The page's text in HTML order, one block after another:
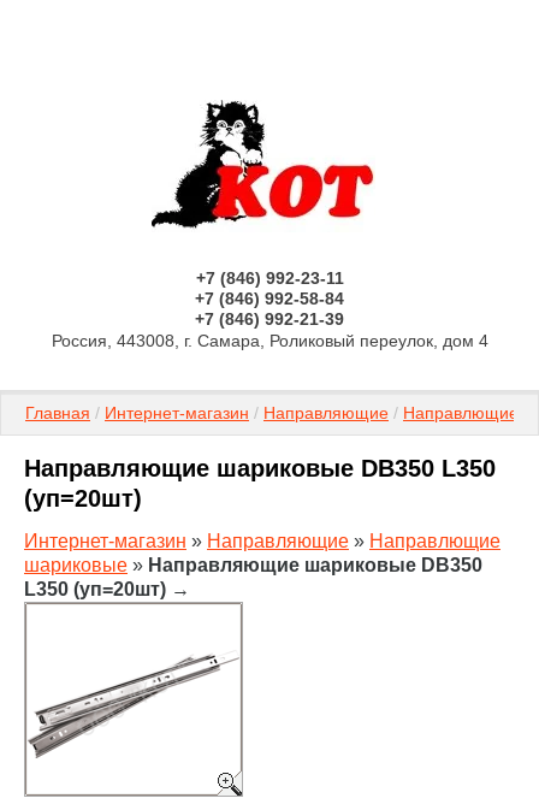
+7 (846) 992-23-11
+7 (846) 992-58-84
+7 (846) 992-21-39
Россия, 443008, г. Самара, Роликовый переулок, дом 4
Главная / Интернет-магазин / Направляющие / Направлющие
Направляющие шариковые DB350 L350
(уп=20шт)
Интернет-магазин » Направляющие » Направлющие
шариковые » Направляющие шариковые DB350
L350 (уп=20шт) →